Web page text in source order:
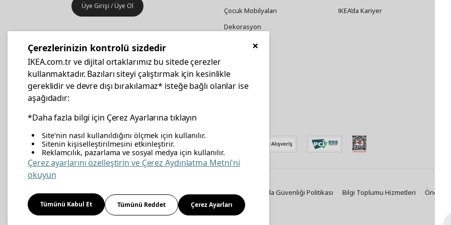
Üye Girişi / Üye Ol
İş yeri mobilya ve aksesuar
alışverişleriniz IKEA Kurumsal Kart
ile daha hesaplı.
Çocuk Mobilyaları
Dekorasyon
Züccaciye
IKEA’da Kariyer
facebooktwitterinstagrampinterestyoutubelinkedin
Enerji Politikası Bilgi Güvenliği Politikası Kalite Politikası Gıda Güvenliği Politikası Bilgi Toplumu Hizmetleri Önemli
Kişisel Verilerin Korunması
Çerez Politikası
×
Çerezlerinizin kontrolü sizdedir
IKEA.com.tr ve dijital ortaklarımız bu sitede çerezler
kullanmaktadır. Bazıları siteyi çalıştırmak için kesinlikle
gereklidir ve devre dışı bırakılamaz* isteğe bağlı olanlar ise
aşağıdadır:
*Daha fazla bilgi için Çerez Ayarlarına tıklayın
Site'nin nasıl kullanıldığını ölçmek için kullanılır.
Sitenin kişiselleştirilmesini etkinleştirir.
Reklamcılık, pazarlama ve sosyal medya için kullanılır.
Çerez ayarlarını özelleştirin ve Çerez Aydınlatma Metni'ni
okuyun
Tümünü Kabul Et Tümünü Reddet Çerez Ayarları